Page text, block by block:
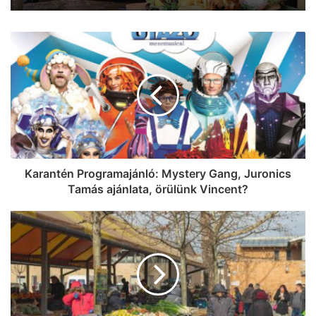
Így éld túl a rekordhőséget: 499 Ft-ért
adja a fagyit a Reök Cukrászda!
teraszán?
Karantén Programajánló: Mystery Gang, Juronics
Tamás ajánlata, örülünk Vincent?